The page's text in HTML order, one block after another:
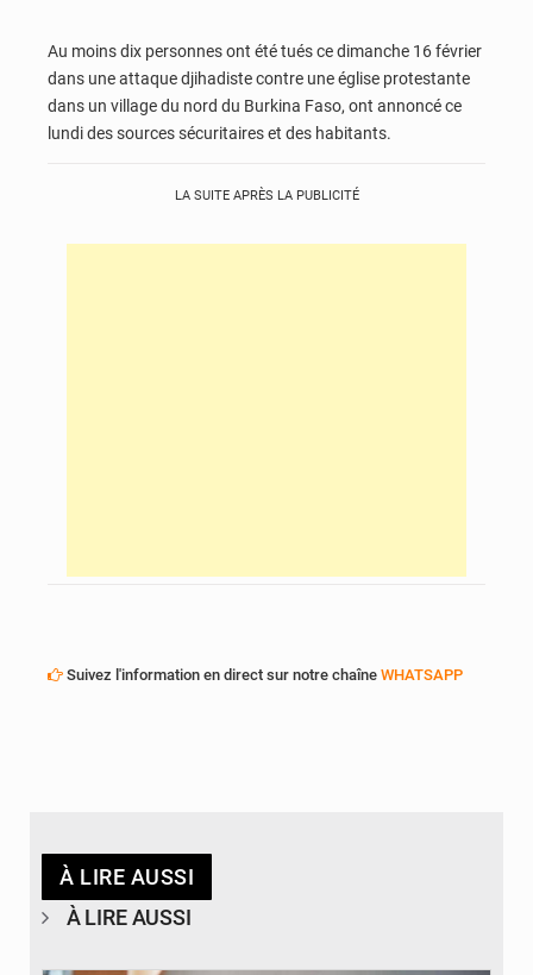
Au moins dix personnes ont été tués ce dimanche 16 février
dans une attaque djihadiste contre une église protestante
dans un village du nord du Burkina Faso, ont annoncé ce
lundi des sources sécuritaires et des habitants.
LA SUITE APRÈS LA PUBLICITÉ
Suivez l'information en direct sur notre chaîne WHATSAPP
À LIRE AUSSI
À LIRE AUSSI